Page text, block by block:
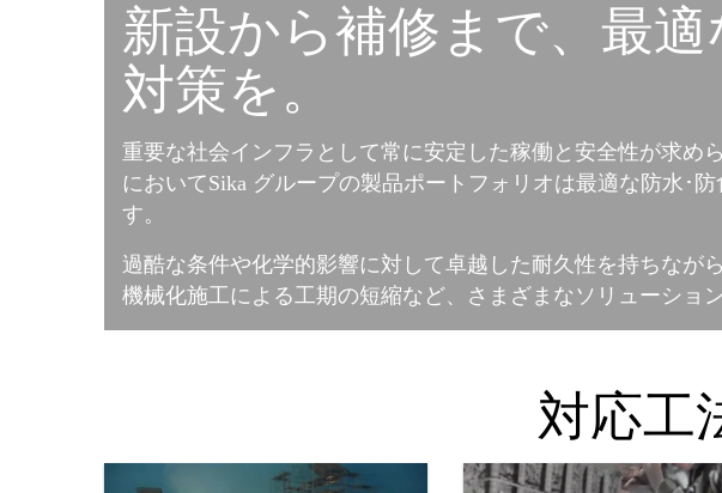
新設から補修まで、最
対策を。
重要な社会インフラとして常に安定した稼働と安全性が求め
においてSika グループの製品ポートフォリオは最適な防水･
す。
過酷な条件や化学的影響に対して卓越した耐久性を持ちなが
機械化施工による工期の短縮など、さまざまなソリューショ
対応工